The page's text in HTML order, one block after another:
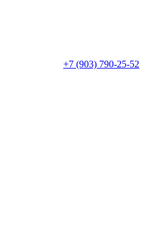
+7 (903) 790-25-52